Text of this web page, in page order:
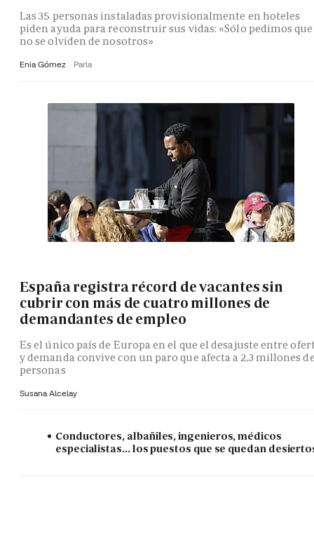
Las 35 personas instaladas provisionalmente en hoteles
piden ayuda para reconstruir sus vidas: «Sólo pedimos que
no se olviden de nosotros»
Enia Gómez Parla
España registra récord de vacantes sin
cubrir con más de cuatro millones de
demandantes de empleo
Es el único país de Europa en el que el desajuste entre
y demanda convive con un paro que afecta a 2,3 millones
personas
Susana Alcelay
Conductores, albañiles, ingenieros, médicos
especialistas... los puestos que se quedan